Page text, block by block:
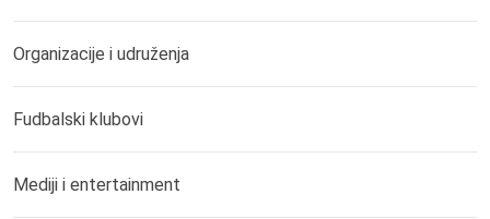
Organizacije i udruženja
Fudbalski klubovi
Mediji i entertainment